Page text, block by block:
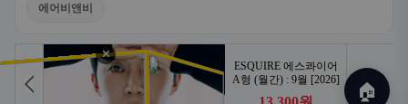
에어비앤비
🏠
✕